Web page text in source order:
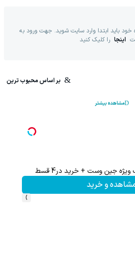
خود باید ابتدا وارد سایت شوید. جهت ورود به
اینجا را کلیک کنید
بر اساس محبوب ترین
مشاهده بیشتر
و خرید
›